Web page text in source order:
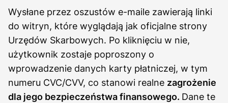
Wysłane przez oszustów e-maile zawierają linki
do witryn, które wyglądają jak oficjalne strony
Urzędów Skarbowych. Po kliknięciu w nie,
użytkownik zostaje poproszony o
wprowadzenie danych karty płatniczej, w tym
numeru CVC/CVV, co stanowi realne zagrożenie
dla jego bezpieczeństwa finansowego. Dane te